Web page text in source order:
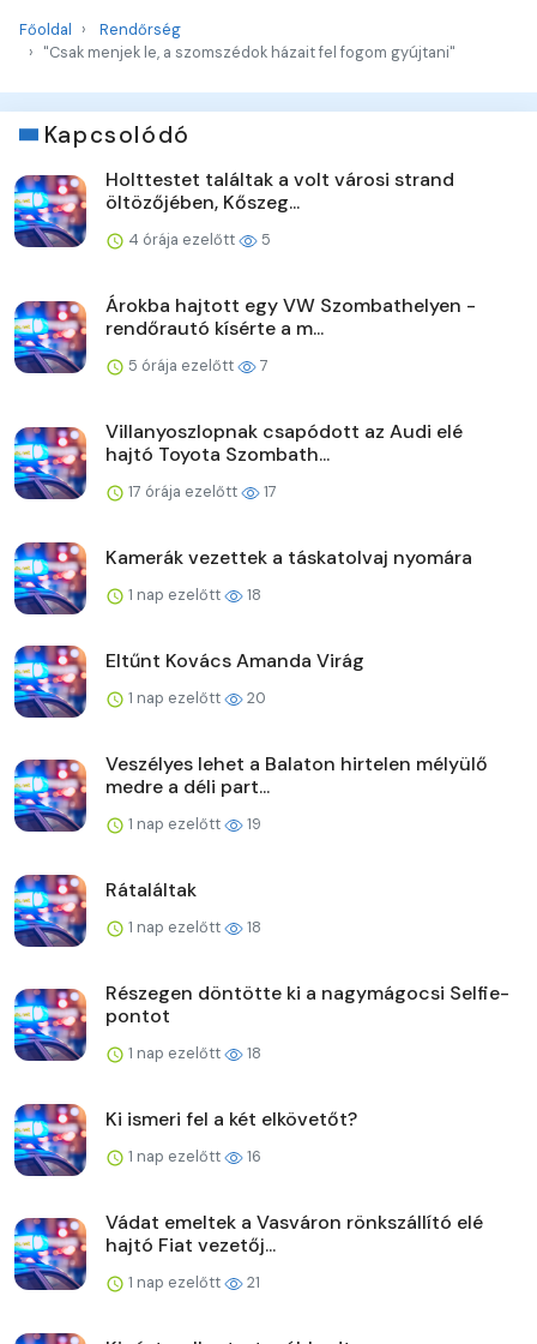
Főoldal
Rendőrség
"Csak menjek le, a szomszédok házait fel fogom gyújtani"
Kapcsolódó
Holttestet találtak a volt városi strand
öltözőjében, Kőszeg...
4 órája ezelőtt 5
Árokba hajtott egy VW Szombathelyen -
rendőrautó kísérte a m...
5 órája ezelőtt 7
Villanyoszlopnak csapódott az Audi elé
hajtó Toyota Szombath...
17 órája ezelőtt 17
Kamerák vezettek a táskatolvaj nyomára
1 nap ezelőtt 18
Eltűnt Kovács Amanda Virág
1 nap ezelőtt 20
Veszélyes lehet a Balaton hirtelen mélyülő
medre a déli part...
1 nap ezelőtt 19
Rátaláltak
1 nap ezelőtt 18
Részegen döntötte ki a nagymágocsi Selfie-
pontot
1 nap ezelőtt 18
Ki ismeri fel a két elkövetőt?
1 nap ezelőtt 16
Vádat emeltek a Vasváron rönkszállító elé
hajtó Fiat vezetőj...
1 nap ezelőtt 21